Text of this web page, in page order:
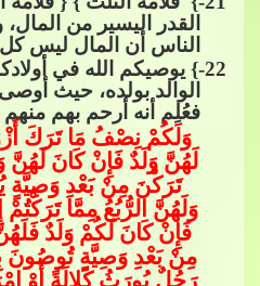
القدر اليسير من
الناس أن المال ليس
22-} يوصيكم الله في
الوالد بولده، حيث أوصى
فعُلِم أنه أرحم بهم
وَلَكُمْ نِصْفُ مَا تَرَكَ
لَهُنَّ وَلَدٌ فَإِنْ كَانَ لَهُنَّ
تَرَكْنَ مِنْ بَعْدِ وَصِيَّةٍ
وَلَهُنَّ الرُّبُعُ مِمَّا
فَإِنْ كَانَ لَكُمْ وَلَدٌ
مِنْ بَعْدِ وَصِيَّةٍ تُوصُونَ
رَجُلٌ يُورَثُ كَلالَةً أَوْ